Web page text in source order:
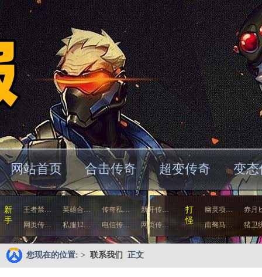
网站首页 合击传奇 超变传奇 变
新
手
王者禁… 英雄合… 传奇私…
新开传…
网页传…
私服12… 电信传… 网页传…
打
怪
幽灵项…
赤月
南驽马…
猪卫
您现在的位置: > 联系我们 正文